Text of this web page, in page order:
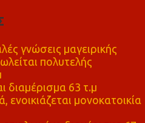
γνώσεις μαγειρικής
πολυτελής
διαμέρισμα 63 τ.μ
ενοικιάζεται μονοκατοικία